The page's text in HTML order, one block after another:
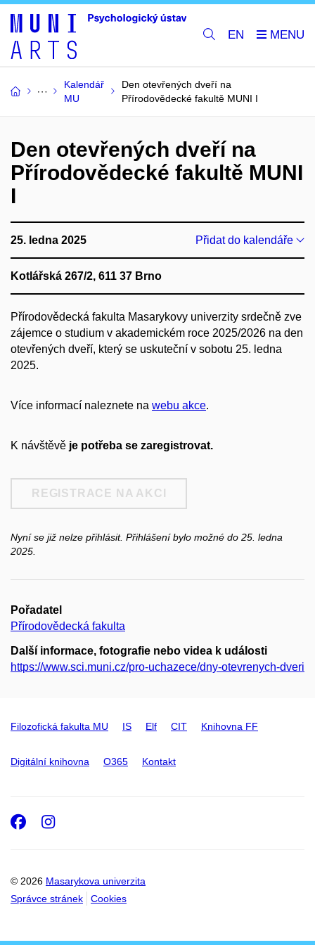
EN
Kalendář
MU
Den otevřených dveří na
Přírodovědecké fakultě MUNI I
Den otevřených dveří na
Přírodovědecké fakultě MUNI
I
25. ledna 2025 Přidat do kalendáře
Kotlářská 267/2, 611 37 Brno
Přírodovědecká fakulta Masarykovy univerzity srdečně zve
zájemce o studium v akademickém roce 2025/2026 na den
otevřených dveří, který se uskuteční v sobotu 25. ledna
2025.
Více informací naleznete na webu akce.
K návštěvě je potřeba se zaregistrovat.
REGISTRACE NA AKCI
Nyní se již nelze přihlásit. Přihlášení bylo možné do 25. ledna
2025.
Pořadatel
Přírodovědecká fakulta
Další informace, fotografie nebo videa k události
https://www.sci.muni.cz/pro-uchazece/dny-otevrenych-dveri
Filozofická fakulta MU IS Elf CIT Knihovna FF
Digitální knihovna O365 Kontakt
© 2026 Masarykova univerzita
Správce stránek
Cookies
Facebook
Instagram